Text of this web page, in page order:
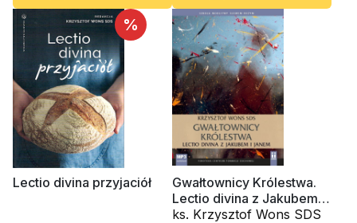
%
Lectio divina przyjaciół
Gwałtownicy Królestwa.
Lectio divina z Jakubem i
Janem (CD-audiobook)
ks. Krzysztof Wons SDS